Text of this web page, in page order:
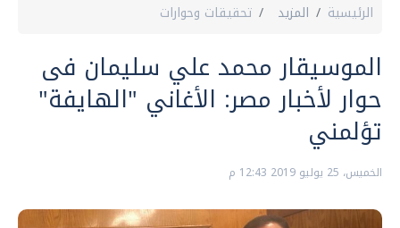
الرئيسية المزيد تحقيقات وحوارات
الموسيقار محمد علي سليمان فى
حوار لأخبار مصر: الأغاني "الهايفة"
تؤلمني
الخميس، 25 يوليو 2019 12:43 م